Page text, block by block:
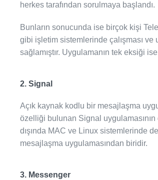
herkes tarafından sorulmaya başlandı.
Bunların sonucunda ise birçok kişi
gibi işletim sistemlerinde çalışması ve
sağlamıştır. Uygulamanın tek eksiği
2. Signal
Açık kaynak kodlu bir mesajlaşma
özelliği bulunan Signal
dışında MAC ve Linux sistemlerinde
mesajlaşma uygulamasından biridir.
3. Messenger